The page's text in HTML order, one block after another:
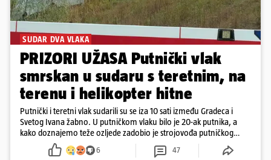
SUDAR DVA VLAKA
PRIZORI UŽASA Putnički vlak
smrskan u sudaru s teretnim, na
terenu i helikopter hitne
Putnički i teretni vlak sudarili su se iza 10 sati između Gradeca i
Svetog Ivana žabno. U putničkom vlaku bilo je 20-ak putnika, a
kako doznajemo teže ozljede zadobio je strojovođa putničkog
vlaka. Zatvoren je promet, a fotoreporteri Prigorskog objavili su
prve snimke s mjesta sudara
6 47